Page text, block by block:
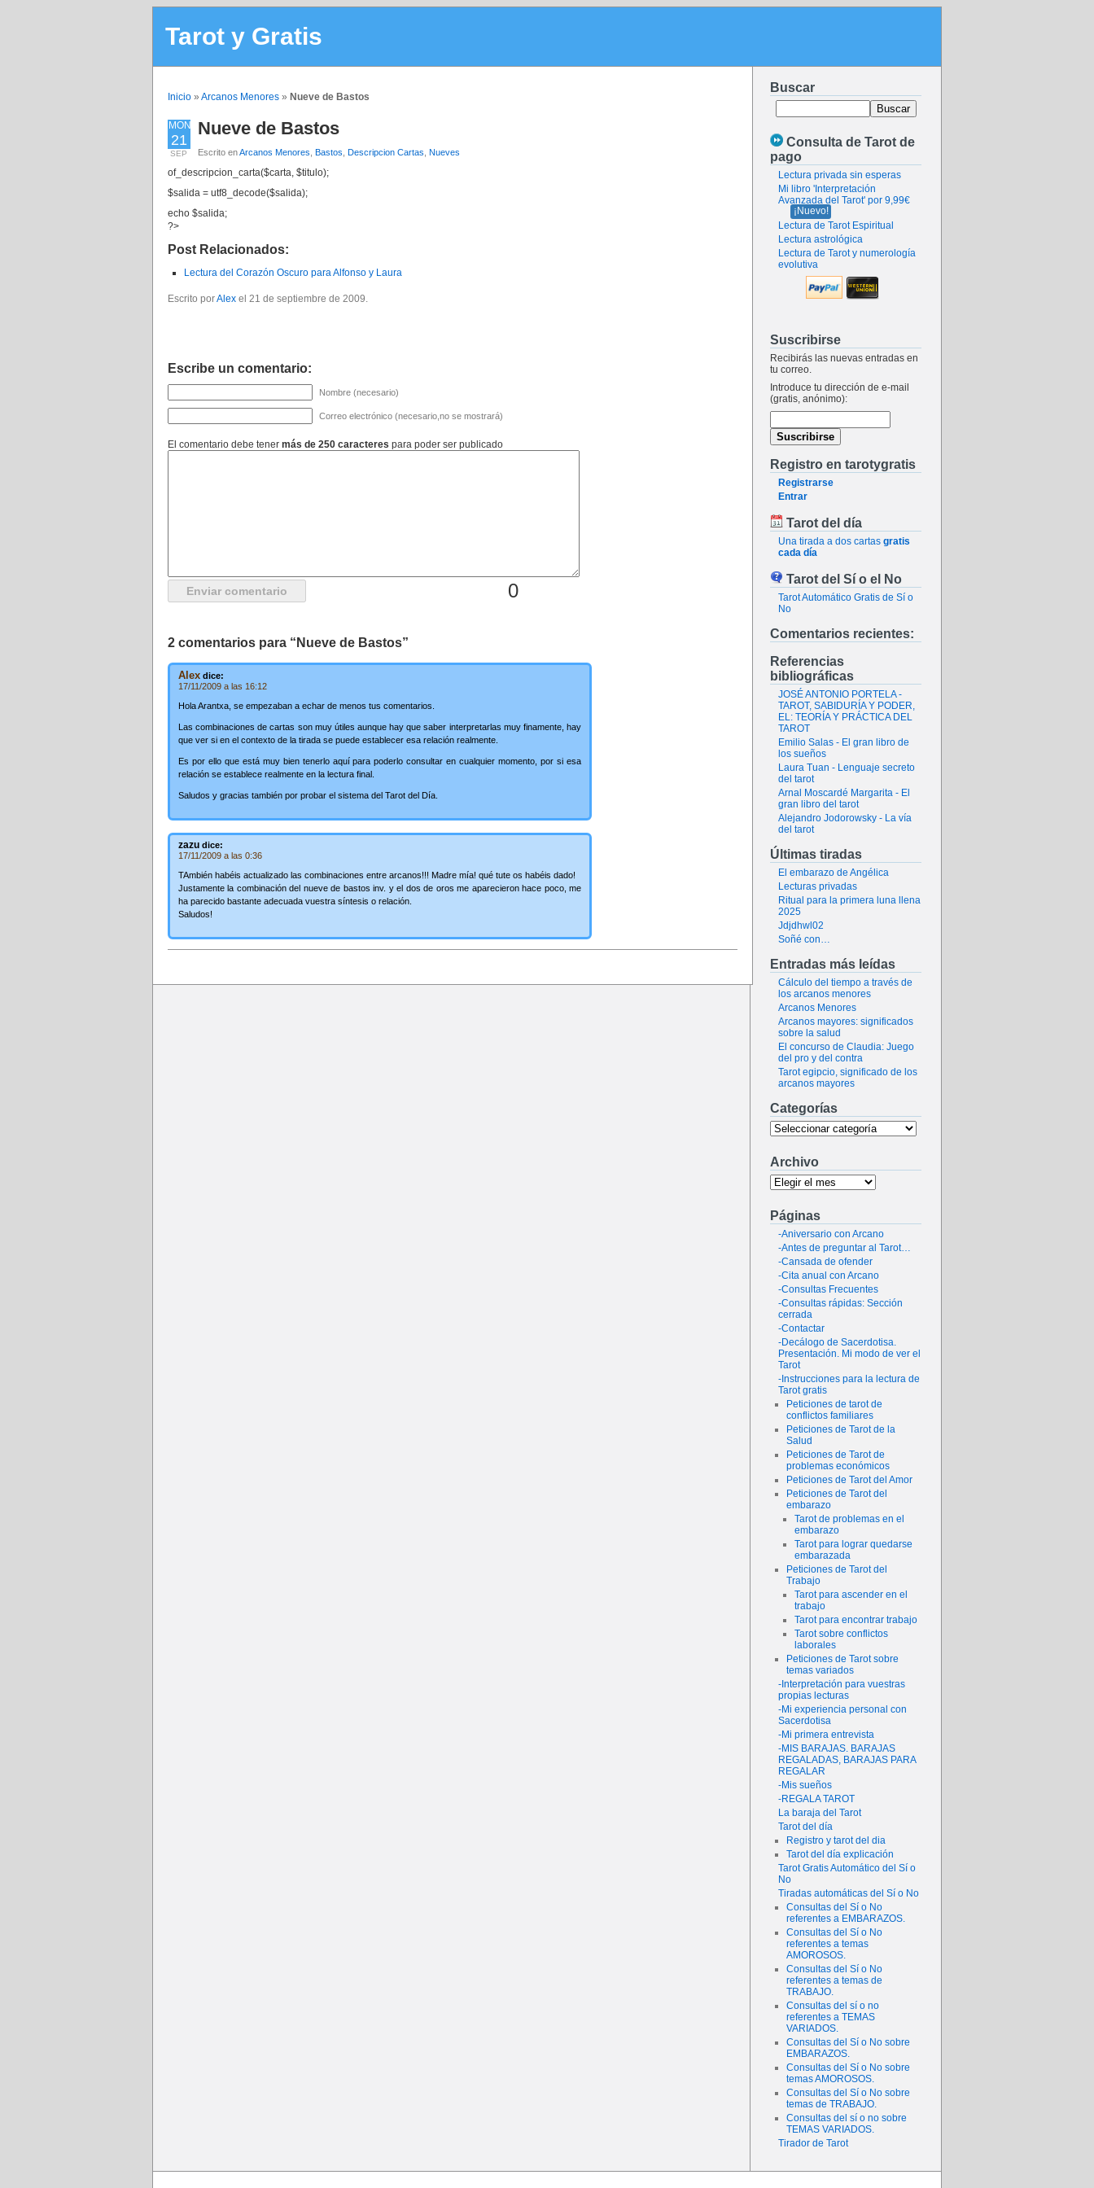
Tarot y Gratis
Inicio » Arcanos Menores » Nueve de Bastos
MON
21
SEP
Nueve de Bastos
Escrito enArcanos Menores Bastos Descripcion Cartas Nueves
of_descripcion_carta($carta, $titulo);
$salida = utf8_decode($salida);
echo $salida;
?>
Post Relacionados:
Lectura del Corazón Oscuro para Alfonso y Laura
Escrito porAlex el 21 de septiembre de 2009.
Escribe un comentario:
Nombre (necesario)
Correo electrónico (necesario,no se mostrará)
El comentario debe tener más de 250 caracteres para poder ser publicado
0
2 comentarios para “Nueve de Bastos”
Alex dice:
17/11/2009 a las 16:12
Hola Arantxa, se empezaban a echar de menos tus comentarios.
Las combinaciones de cartas son muy útiles aunque hay que saber interpretarlas muy finamente, hay
que ver si en el contexto de la tirada se puede establecer esa relación realmente.
Es por ello que está muy bien tenerlo aquí para poderlo consultar en cualquier momento, por si esa
relación se establece realmente en la lectura final.
Saludos y gracias también por probar el sistema del Tarot del Día.
zazu dice:
17/11/2009 a las 0:36
TAmbién habéis actualizado las combinaciones entre arcanos!!! Madre mía! qué tute os habéis dado!
Justamente la combinación del nueve de bastos inv. y el dos de oros me aparecieron hace poco, me
ha parecido bastante adecuada vuestra síntesis o relación.
Saludos!
Buscar
Consulta de Tarot de
pago
Lectura privada sin esperas
Mi libro 'Interpretación
Avanzada del Tarot' por 9,99€
¡Nuevo!
Lectura de Tarot Espiritual
Lectura astrológica
Lectura de Tarot y numerología
evolutiva
Suscribirse
Recibirás las nuevas entradas en
tu correo.
Introduce tu dirección de e-mail
(gratis, anónimo):
Registro en tarotygratis
Registrarse
Entrar
Tarot del día
Una tirada a dos cartas gratis
cada día
Tarot del Sí o el No
Tarot Automático Gratis de Sí o
No
Comentarios recientes:
Referencias
bibliográficas
JOSÉ ANTONIO PORTELA -
TAROT, SABIDURÍA Y PODER,
EL: TEORÍA Y PRÁCTICA DEL
TAROT
Emilio Salas - El gran libro de
los sueños
Laura Tuan - Lenguaje secreto
del tarot
Arnal Moscardé Margarita - El
gran libro del tarot
Alejandro Jodorowsky - La vía
del tarot
Últimas tiradas
El embarazo de Angélica
Lecturas privadas
Ritual para la primera luna llena
2025
Jdjdhwl02
Soñé con…
Entradas más leídas
Cálculo del tiempo a través de
los arcanos menores
Arcanos Menores
Arcanos mayores: significados
sobre la salud
El concurso de Claudia: Juego
del pro y del contra
Tarot egipcio, significado de los
arcanos mayores
Categorías
Archivo
Páginas
-Aniversario con Arcano
-Antes de preguntar al Tarot…
-Cansada de ofender
-Cita anual con Arcano
-Consultas Frecuentes
-Consultas rápidas: Sección
cerrada
-Contactar
-Decálogo de Sacerdotisa.
Presentación. Mi modo de ver el
Tarot
-Instrucciones para la lectura de
Tarot gratis
Peticiones de tarot de
conflictos familiares
Peticiones de Tarot de la
Salud
Peticiones de Tarot de
problemas económicos
Peticiones de Tarot del Amor
Peticiones de Tarot del
embarazo
Tarot de problemas en el
embarazo
Tarot para lograr quedarse
embarazada
Peticiones de Tarot del
Trabajo
Tarot para ascender en el
trabajo
Tarot para encontrar trabajo
Tarot sobre conflictos
laborales
Peticiones de Tarot sobre
temas variados
-Interpretación para vuestras
propias lecturas
-Mi experiencia personal con
Sacerdotisa
-Mi primera entrevista
-MIS BARAJAS. BARAJAS
REGALADAS, BARAJAS PARA
REGALAR
-Mis sueños
-REGALA TAROT
La baraja del Tarot
Tarot del día
Registro y tarot del dia
Tarot del día explicación
Tarot Gratis Automático del Sí o
No
Tiradas automáticas del Sí o No
Consultas del Sí o No
referentes a EMBARAZOS.
Consultas del Sí o No
referentes a temas
AMOROSOS.
Consultas del Sí o No
referentes a temas de
TRABAJO.
Consultas del sí o no
referentes a TEMAS
VARIADOS.
Consultas del Sí o No sobre
EMBARAZOS.
Consultas del Sí o No sobre
temas AMOROSOS.
Consultas del Sí o No sobre
temas de TRABAJO.
Consultas del sí o no sobre
TEMAS VARIADOS.
Tirador de Tarot